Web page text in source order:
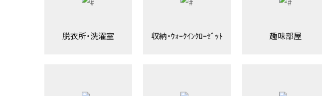
脱衣所・洗濯室 収納・ｳｫｰｸｲﾝｸﾛｰｾﾞｯﾄ 趣味部屋